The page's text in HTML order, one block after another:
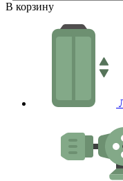
В корзину